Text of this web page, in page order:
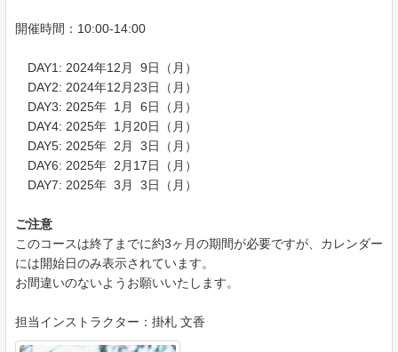
開催時間：10:00-14:00
DAY1: 2024年12月 9日（月）
DAY2: 2024年12月23日（月）
DAY3: 2025年 1月 6日（月）
DAY4: 2025年 1月20日（月）
DAY5: 2025年 2月 3日（月）
DAY6: 2025年 2月17日（月）
DAY7: 2025年 3月 3日（月）
ご注意
このコースは終了までに約3ヶ月の期間が必要ですが、カレンダー
には開始日のみ表示されています。
お間違いのないようお願いいたします。
担当インストラクター：掛札 文香